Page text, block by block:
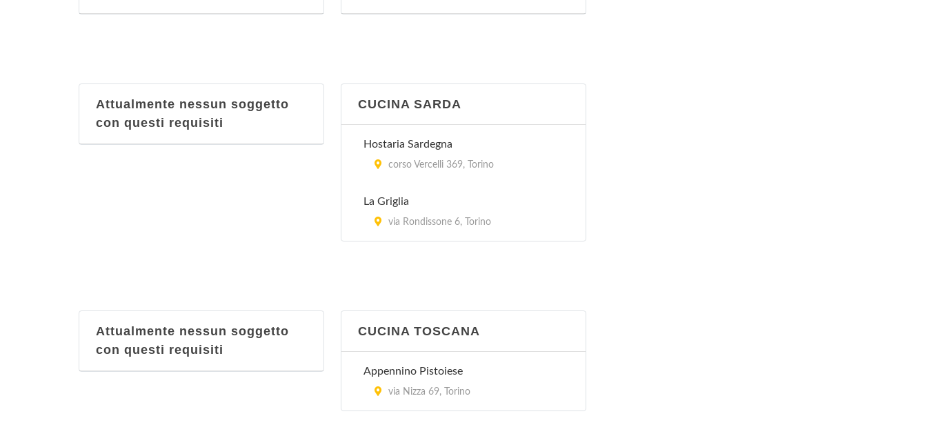
Attualmente nessun soggetto
con questi requisiti
CUCINA SARDA
Hostaria Sardegna
corso Vercelli 369, Torino
La Griglia
via Rondissone 6, Torino
Attualmente nessun soggetto
con questi requisiti
CUCINA TOSCANA
Appennino Pistoiese
via Nizza 69, Torino